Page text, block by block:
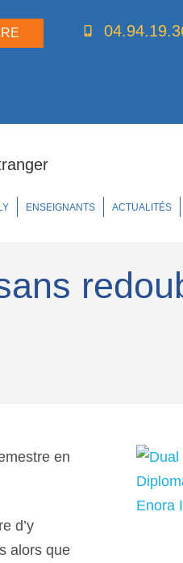
ENSEIGNANTS ACTUALITÉS
en
d’y
alors que